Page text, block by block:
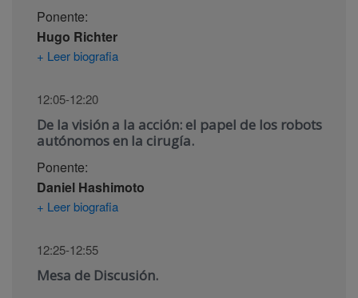
Ponente:
Hugo Richter
+ Leer biografia
12:05-12:20
De la visión a la acción: el papel de los robots
autónomos en la cirugía.
Ponente:
Daniel Hashimoto
+ Leer biografia
12:25-12:55
Mesa de Discusión.